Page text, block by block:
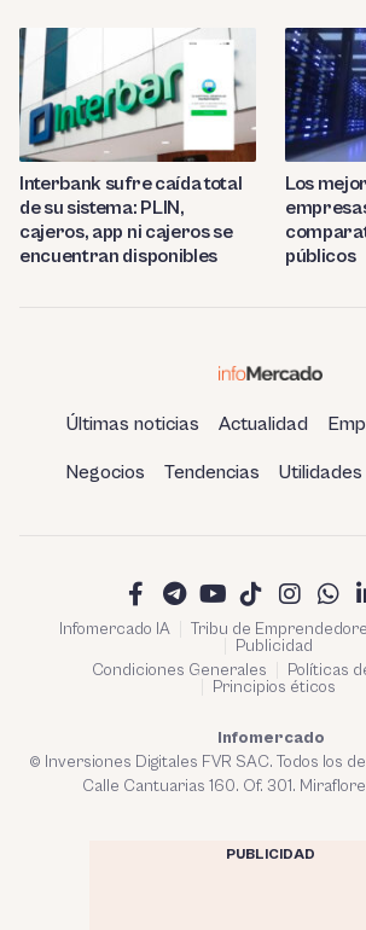
Interbank sufre caída total
de su sistema: PLIN,
cajeros, app ni cajeros se
encuentran disponibles
Los
públicos
Últimas noticias Actualidad
Negocios Tendencias Utilidades
Infomercado IA Tribu de
Publicidad
Condiciones Generales
Políticas
Principios éticos
Infomercado
© Inversiones Digitales FVR SAC. Todos los
Calle Cantuarias 160. Of. 301.
PUBLICIDAD